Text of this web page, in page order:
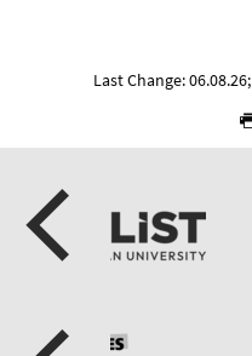
Last Change: 06.08.26;